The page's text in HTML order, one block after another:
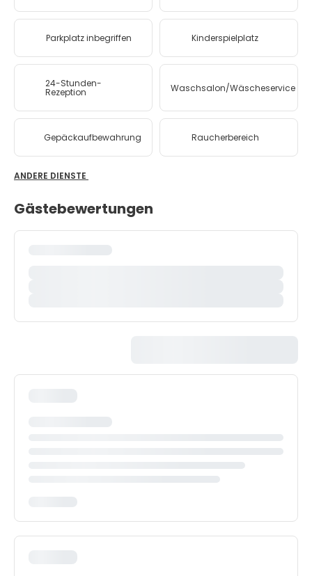
Parkplatz inbegriffen Kinderspielplatz
24-Stunden-
Rezeption Waschsalon/Wäscheservice
Gepäckaufbewahrung Raucherbereich
ANDERE DIENSTE
Gästebewertungen